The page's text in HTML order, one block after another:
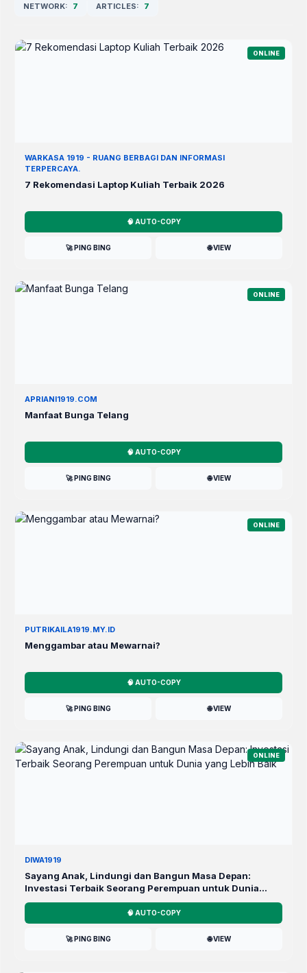
NETWORK: 7 ARTICLES: 7
ONLINE
WARKASA 1919 - RUANG BERBAGI DAN INFORMASI
TERPERCAYA.
7 Rekomendasi Laptop Kuliah Terbaik 2026
🧠 AUTO-COPY
🚀 PING BING 🌐 VIEW
ONLINE
APRIANI1919.COM
Manfaat Bunga Telang
🧠 AUTO-COPY
🚀 PING BING 🌐 VIEW
ONLINE
PUTRIKAILA1919.MY.ID
Menggambar atau Mewarnai?
🧠 AUTO-COPY
🚀 PING BING 🌐 VIEW
ONLINE
DIWA1919
Sayang Anak, Lindungi dan Bangun Masa Depan:
Investasi Terbaik Seorang Perempuan untuk Dunia
yang Lebih Baik
🧠 AUTO-COPY
🚀 PING BING 🌐 VIEW